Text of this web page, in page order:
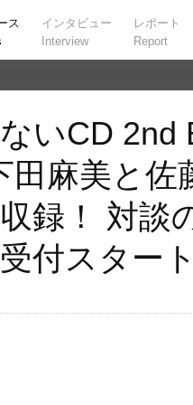
ス
インタビュー
Interview
レポート
Report
ないCD
田麻美と佐
録！ 対談
付スター